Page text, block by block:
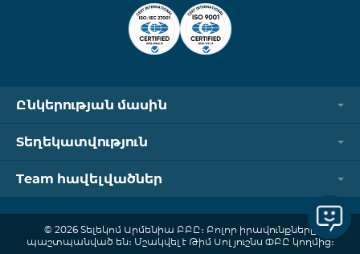
Ընկերության մասին
Տեղեկատվություն
Team հավելվածներ
© 2026 Տելեկոմ Արմենիա ԲԲԸ։ Բոլոր իրավունքները
պաշտպանված են։ Մշակվել է Թիմ Սոլյուշնս ՓԲԸ կողմից։